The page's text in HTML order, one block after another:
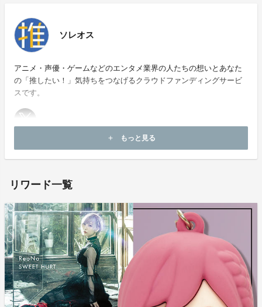
です。
達成率が100%を到達すると、デフォルメラバーフィギ
ュアの制作が決定いたします。
なお、目標金額は衣装ごとに個別に設定されています。
達成した衣装のみが制作されますので、お求めの衣装が
ある場合はぜひ応援いただけますと幸いです。あらかじ
めご了承のほどお願い申し上げます。
【SWEET HURT】衣装コース（税込・送料込み4,40
0円）
ソレオス
アニメ・声優・ゲームなどのエンタメ業界の人たちの想いとあなた
の「推したい！」気持ちをつなげるクラウドファンディングサービ
スです。
https://soreosu.com/
お問い合わせ：soreosu-ml@animate.co.jp
add もっと見る
リワード一覧